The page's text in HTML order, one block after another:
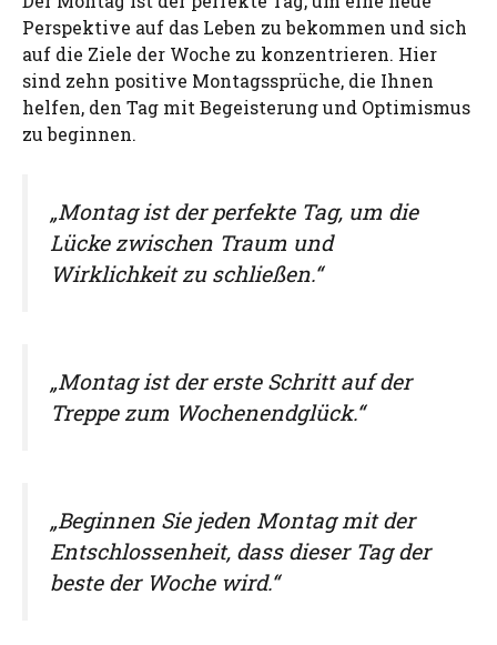
Perspektive auf das Leben zu bekommen und sich
auf die Ziele der Woche zu konzentrieren. Hier
sind zehn positive Montagssprüche, die Ihnen
helfen, den Tag mit Begeisterung und Optimismus
zu beginnen.
„Montag ist der perfekte Tag, um die
Lücke zwischen Traum und
Wirklichkeit zu schließen.“
„Montag ist der erste Schritt auf der
Treppe zum Wochenendglück.“
„Beginnen Sie jeden Montag mit der
Entschlossenheit, dass dieser Tag der
beste der Woche wird.“